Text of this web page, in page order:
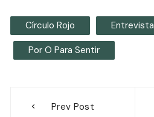
Círculo Rojo Entrevista
Por O Para Sentir
Prev Post